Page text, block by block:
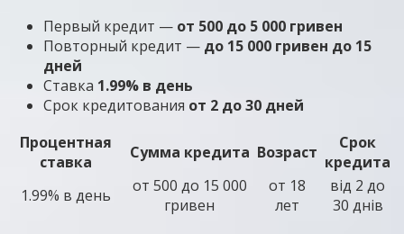
Первый кредит — от 500 до 5 000 гривен
Повторный кредит — до 15 000 гривен до 15
дней
Ставка 1.99% в день
Срок кредитования от 2 до 30 дней
Процентная
ставка
Сумма кредита Возраст
Срок
кредита
1.99% в день
от 500 до 15 000
гривен
от 18
лет
вiд 2 до
30 днів